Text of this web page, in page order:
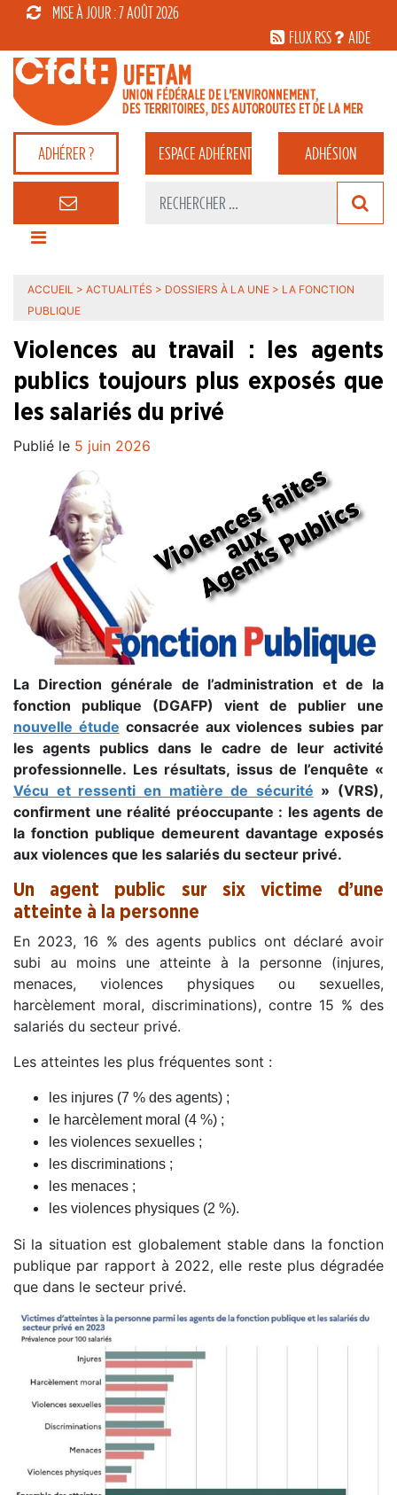
MISE À JOUR : 7 AOÛT 2026
FLUX RSS
AIDE
ADHÉRER ? ESPACEADHÉRENT ADHÉSION
ACCUEIL > ACTUALITÉS > DOSSIERS À LA UNE > LA FONCTION
PUBLIQUE
Violences au travail : les agents
publics toujours plus exposés que
les salariés du privé
Publié le 5 juin 2026
La Direction générale de l’administration et de la
fonction publique (DGAFP) vient de publier une
nouvelle étude consacrée aux violences subies par
les agents publics dans le cadre de leur activité
professionnelle. Les résultats, issus de l’enquête «
Vécu et ressenti en matière de sécurité » (VRS),
confirment une réalité préoccupante : les agents de
la fonction publique demeurent davantage exposés
aux violences que les salariés du secteur privé.
Un agent public sur six victime d’une
atteinte à la personne
En 2023, 16 % des agents publics ont déclaré avoir
subi au moins une atteinte à la personne (injures,
menaces, violences physiques ou sexuelles,
harcèlement moral, discriminations), contre 15 % des
salariés du secteur privé.
Les atteintes les plus fréquentes sont :
les injures (7 % des agents) ;
le harcèlement moral (4 %) ;
les violences sexuelles ;
les discriminations ;
les menaces ;
les violences physiques (2 %).
Si la situation est globalement stable dans la fonction
publique par rapport à 2022, elle reste plus dégradée
que dans le secteur privé.